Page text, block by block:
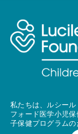
私たちは、ルシー
フォード医学小児
子保健プログラムの